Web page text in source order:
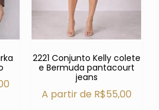
2221 Conjunto Kelly colete
e Bermuda pantacourt
jeans
A partir de R$55,00